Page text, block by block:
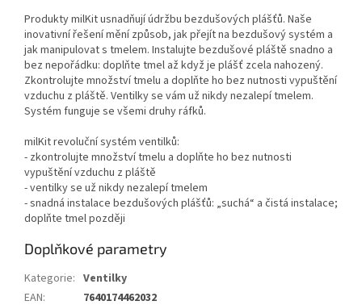
Produkty milKit usnadňují údržbu bezdušových plášťů. Naše
inovativní řešení mění způsob, jak přejít na bezdušový systém a
jak manipulovat s tmelem. Instalujte bezdušové pláště snadno a
bez nepořádku: doplňte tmel až když je plášť zcela nahozený.
Zkontrolujte množství tmelu a doplňte ho bez nutnosti vypuštění
vzduchu z pláště. Ventilky se vám už nikdy nezalepí tmelem.
Systém funguje se všemi druhy ráfků.
milKit revoluční systém ventilků:
- zkontrolujte množství tmelu a doplňte ho bez nutnosti
vypuštění vzduchu z pláště
- ventilky se už nikdy nezalepí tmelem
- snadná instalace bezdušových plášťů: „suchá“ a čistá instalace;
doplňte tmel později
Doplňkové parametry
Kategorie: Ventilky
EAN: 7640174462032